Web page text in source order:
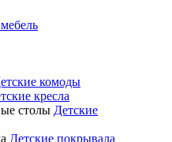
комоды
кресла
Детские
Детские покрывала